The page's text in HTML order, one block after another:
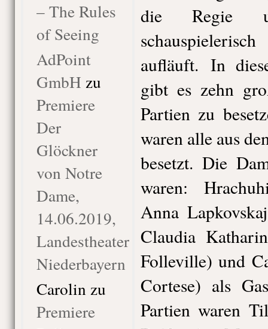
– The Rules
of Seeing
AdPoint
GmbH zu
Premiere
Der
Glöckner
von Notre
Dame,
14.06.2019,
Landestheater
Niederbayern
Carolin zu
Premiere
die Regie
aufläuft. In
gibt es zehn
Partien zu
waren alle aus
besetzt. Die
waren:
Anna
Claudia
Folleville) und
Cortese) als
Partien waren